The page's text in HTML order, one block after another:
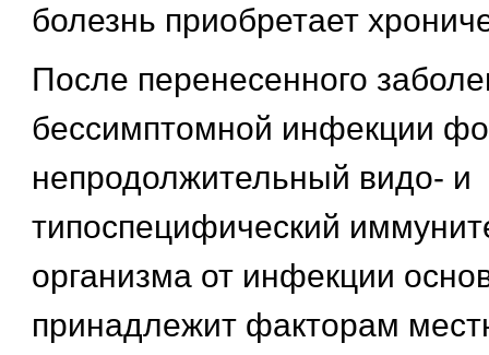
болезнь приобретает
После перенесенного
бессимптомной инфекции
непродолжительный видо- и
типоспецифический
организма от инфекции
принадлежит факторам